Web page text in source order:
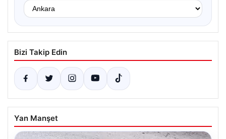
Bizi Takip Edin
Yan Manşet